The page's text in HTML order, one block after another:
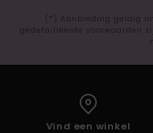
(*) Aanbieding geldig
gedetailleerde voorwaarden
Vind een winkel